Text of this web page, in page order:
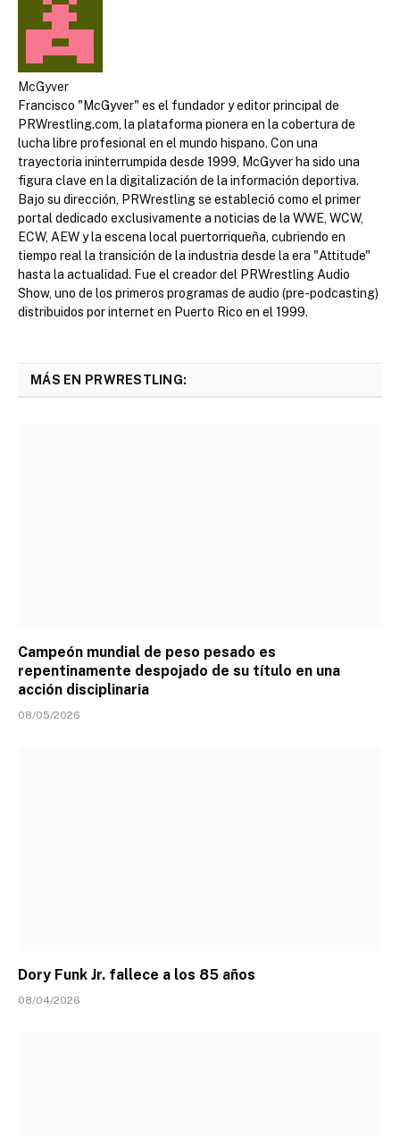
McGyver
Francisco "McGyver" es el fundador y editor principal de
PRWrestling.com, la plataforma pionera en la cobertura de
lucha libre profesional en el mundo hispano. Con una
trayectoria ininterrumpida desde 1999, McGyver ha sido una
figura clave en la digitalización de la información deportiva.
Bajo su dirección, PRWrestling se estableció como el primer
portal dedicado exclusivamente a noticias de la WWE, WCW,
ECW, AEW y la escena local puertorriqueña, cubriendo en
tiempo real la transición de la industria desde la era "Attitude"
hasta la actualidad. Fue el creador del PRWrestling Audio
Show, uno de los primeros programas de audio (pre-podcasting)
distribuidos por internet en Puerto Rico en el 1999.
MÁS EN PRWRESTLING:
Campeón mundial de peso pesado es
repentinamente despojado de su título en una
acción disciplinaria
08/05/2026
Dory Funk Jr. fallece a los 85 años
08/04/2026